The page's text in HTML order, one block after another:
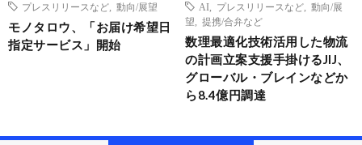
プレスリリースなど
動向/展望
モノタロウ、「お届け希望日
指定サービス」開始
AI
プレスリリースなど
動向/展
望
提携/合弁など
数理最適化技術活用した物流
の計画立案支援手掛けるJIJ、
グローバル・ブレインなどか
ら8.4億円調達